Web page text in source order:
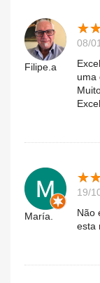
Filipe.a
★
★
08/
uma
María.
★
★
19/
Não
esta